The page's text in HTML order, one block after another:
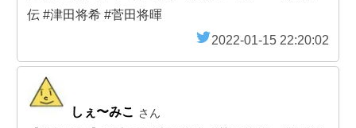
伝 #津田将希 #菅田将暉
2022-01-15 22:20:02
しぇ〜みこ さん